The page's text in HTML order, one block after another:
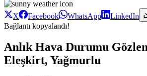
X Facebook WhatsApp LinkedIn
Bağlantı kopyalandı!
Anlık Hava Durumu
Eleşkirt, Yağmurlu